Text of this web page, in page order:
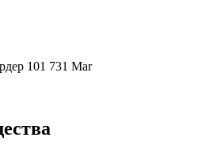
101 731 Mar